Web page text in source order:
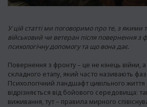
У цій статті ми поговоримо про те, з якими
військовий чи ветеран після повернення з
психологічну допомогу та що вона дає.
Повернення з фронту – це не кінець війни,
складного етапу, який часто називають
Психологічний ландшафт цивільного
відрізняється від бойового середовища:
виживання, тут – правила мирного